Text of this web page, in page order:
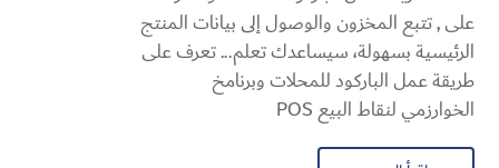
على , تتبع المخزون والوصول إلى بيانات المنتج
الرئيسية بسهولة، سيساعدك تعلم... تعرف على
طريقة عمل الباركود للمحلات وبرنامخ
الخوارزمي لنقاط البيع POS